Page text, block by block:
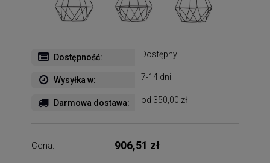
Dostępność: Dostępny
Wysyłka w: 7-14 dni
Darmowa dostawa: od 350,00 zł
Cena: 906,51 zł